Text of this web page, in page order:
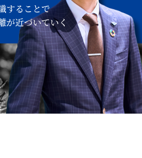
することで
が近づいていく